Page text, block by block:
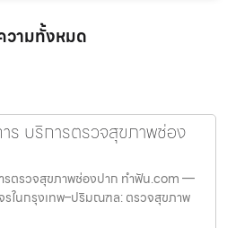
วามทั้งหมด
บริการตรวจสุขภาพช่อง
ตรวจสุขภาพช่องปาก ทำฟัน.com —
ในกรุงเทพ–ปริมณฑล: ตรวจสุขภาพ